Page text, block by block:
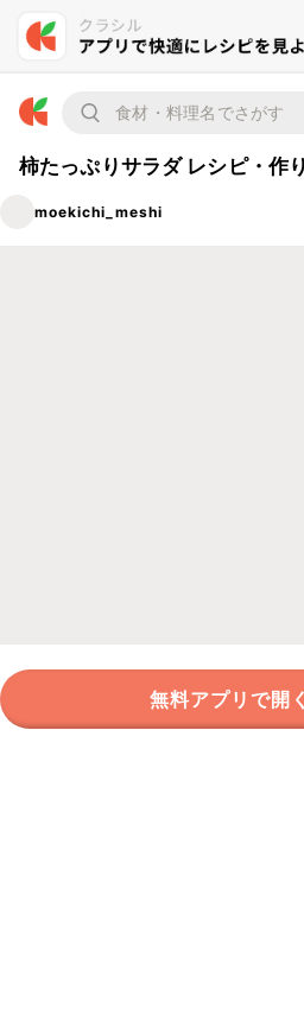
柿たっぷりサラダ レシピ・作
moekichi_meshi
無料アプリで開く